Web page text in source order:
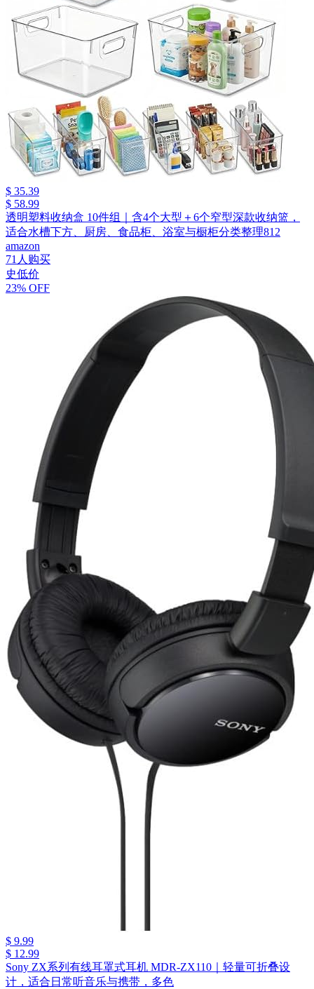
$ 35.39
$ 58.99
透明塑料收纳盒 10件组｜含4个大型＋6个窄型深款收纳篮，
适合水槽下方、厨房、食品柜、浴室与橱柜分类整理812
amazon
71人购买
史低价
23% OFF
$ 9.99
$ 12.99
Sony ZX系列有线耳罩式耳机 MDR-ZX110｜轻量可折叠设
计，适合日常听音乐与携带，多色